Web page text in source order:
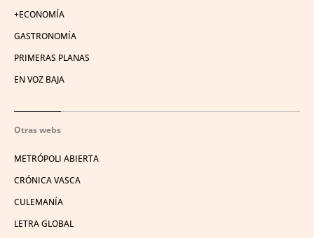
+ECONOMÍA
GASTRONOMÍA
PRIMERAS PLANAS
EN VOZ BAJA
Otras webs
METRÓPOLI ABIERTA
CRÓNICA VASCA
CULEMANÍA
LETRA GLOBAL